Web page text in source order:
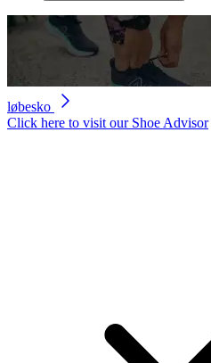
løbesko
Click here to visit our Shoe Advisor